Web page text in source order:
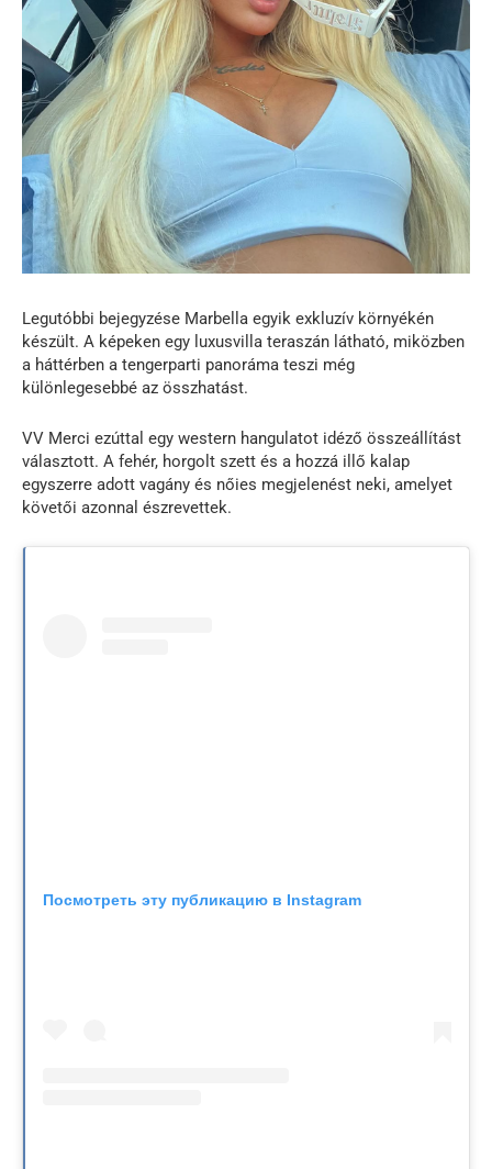
Legutóbbi bejegyzése Marbella egyik exkluzív környékén
készült. A képeken egy luxusvilla teraszán látható, miközben
a háttérben a tengerparti panoráma teszi még
különlegesebbé az összhatást.
VV Merci ezúttal egy western hangulatot idéző összeállítást
választott. A fehér, horgolt szett és a hozzá illő kalap
egyszerre adott vagány és nőies megjelenést neki, amelyet
követői azonnal észrevettek.
Посмотреть эту публикацию в Instagram